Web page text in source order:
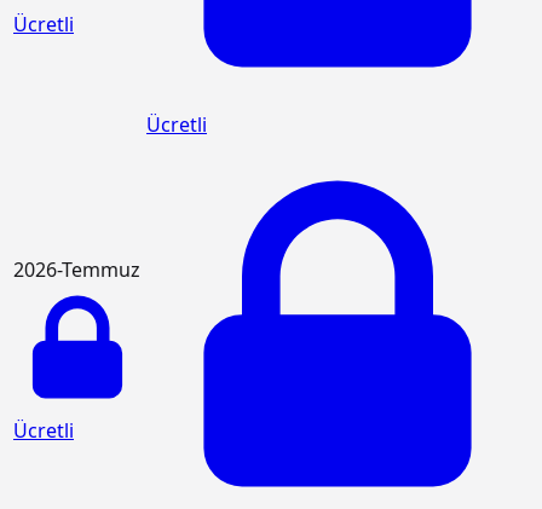
Ücretli
Ücretli
2026-Temmuz
Ücretli